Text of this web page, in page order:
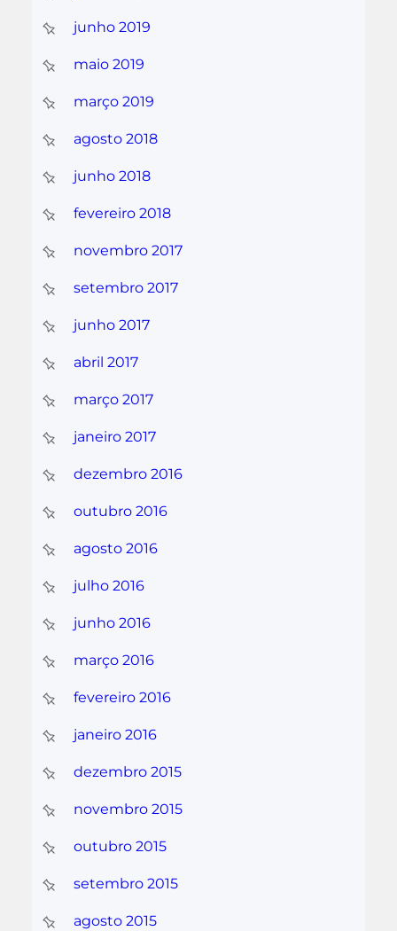
junho 2019
maio 2019
março 2019
agosto 2018
junho 2018
fevereiro 2018
novembro 2017
setembro 2017
junho 2017
abril 2017
março 2017
janeiro 2017
dezembro 2016
outubro 2016
agosto 2016
julho 2016
junho 2016
março 2016
fevereiro 2016
janeiro 2016
dezembro 2015
novembro 2015
outubro 2015
setembro 2015
agosto 2015